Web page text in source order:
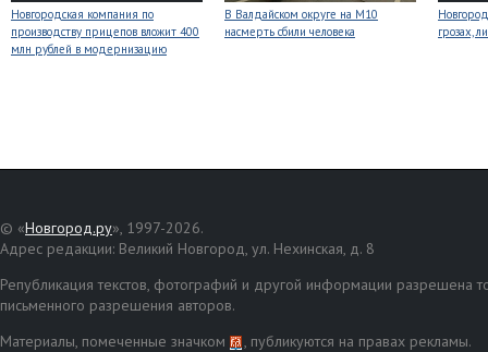
Новгородская компания по
производству прицепов вложит 400
млн рублей в модернизацию
В Валдайском округе на М10
насмерть сбили человека
грозах,
© «Новгород.ру», 1997-2026.
Адрес редакции: Великий Новгород, ул. Нехинская, д. 8
Републикация текстов, фотографий и другой информации разрешена
письменного разрешения авторов.
Материалы, помеченные значком
, публикуются на правах рекламы.